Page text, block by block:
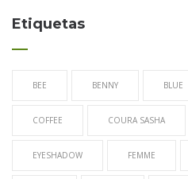
Etiquetas
BEE BENNY BLUE
COFFEE COURA SASHA
EYESHADOW FEMME